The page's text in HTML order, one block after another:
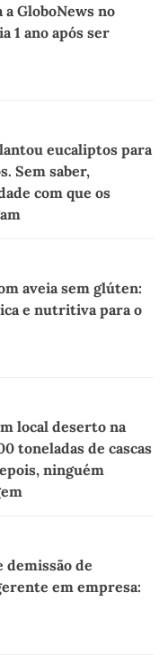
GloboNews no
1 ano após ser
eucaliptos para
Sem saber,
com que os
aveia sem glúten:
e nutritiva para o
local deserto na
toneladas de cascas
ninguém
demissão de
em empresa: